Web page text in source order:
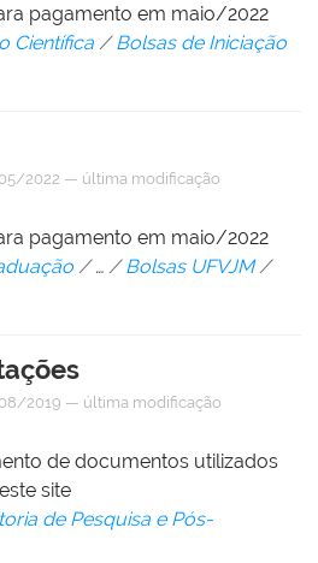
pagamento em maio/2022
Científica /Bolsas de Iniciação
2022 — última modificação
pagamento em maio/2022
/… /Bolsas UFVJM /
2019 — última modificação
de documentos utilizados
site
de Pesquisa e Pós-